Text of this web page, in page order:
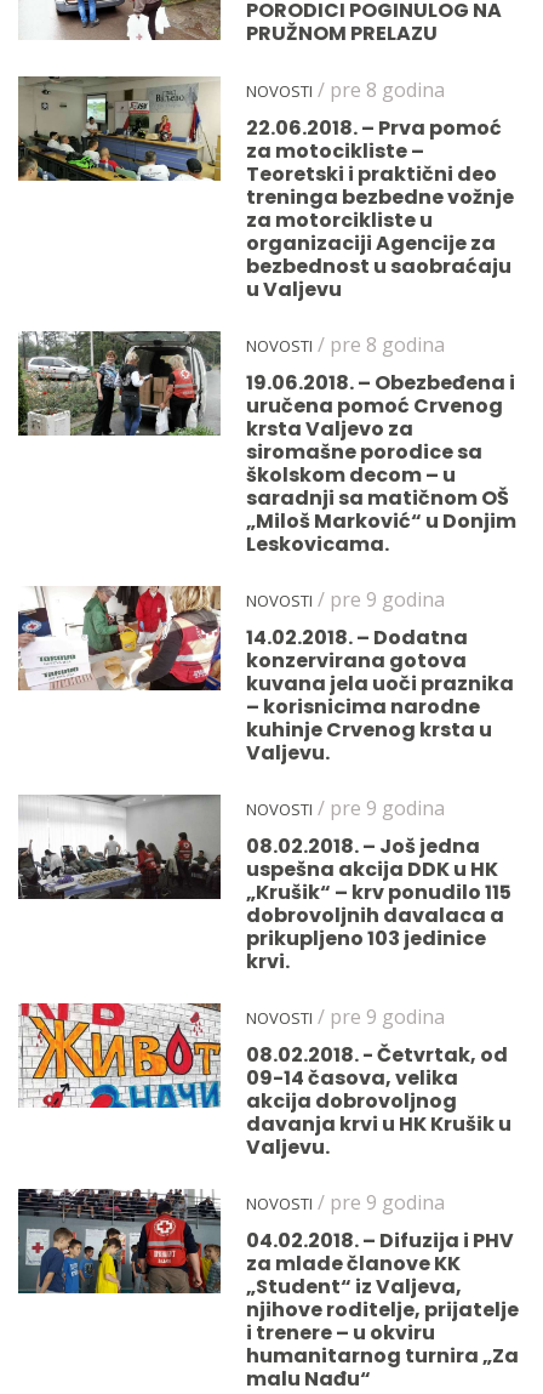
PORODICI POGINULOG NA
PRUŽNOM PRELAZU
NOVOSTI / pre 8 godina
22.06.2018. – Prva pomoć
za motocikliste –
Teoretski i praktični deo
treninga bezbedne vožnje
za motorcikliste u
organizaciji Agencije za
bezbednost u saobraćaju
u Valjevu
NOVOSTI / pre 8 godina
19.06.2018. – Obezbeđena i
uručena pomoć Crvenog
krsta Valjevo za
siromašne porodice sa
školskom decom – u
saradnji sa matičnom OŠ
„Miloš Marković“ u Donjim
Leskovicama.
NOVOSTI / pre 9 godina
14.02.2018. – Dodatna
konzervirana gotova
kuvana jela uoči praznika
– korisnicima narodne
kuhinje Crvenog krsta u
Valjevu.
NOVOSTI / pre 9 godina
08.02.2018. – Još jedna
uspešna akcija DDK u HK
„Krušik“ – krv ponudilo 115
dobrovoljnih davalaca a
prikupljeno 103 jedinice
krvi.
NOVOSTI / pre 9 godina
08.02.2018. - Četvrtak, od
09-14 časova, velika
akcija dobrovoljnog
davanja krvi u HK Krušik u
Valjevu.
NOVOSTI / pre 9 godina
04.02.2018. – Difuzija i PHV
za mlade članove KK
„Student“ iz Valjeva,
njihove roditelje, prijatelje
i trenere – u okviru
humanitarnog turnira „Za
malu Nađu“